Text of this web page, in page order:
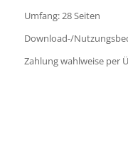
Umfang: 28 Seiten
Download-/
Zahlung wahlweise per